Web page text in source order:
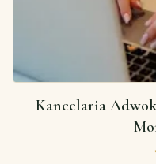
Kancelaria